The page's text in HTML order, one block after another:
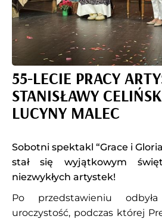
55-LECIE PRACY
STANISŁAWY
LUCYNY MALEC
Sobotni spektakl “Grace i
stał się wyjątkowym
niezwykłych artystek!
Po przedstawieniu
uroczystość, podczas której